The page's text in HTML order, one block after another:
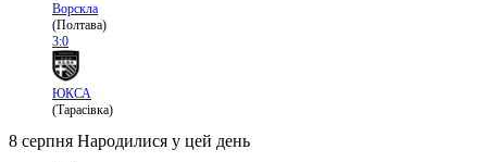
Ворскла
(Полтава)
3:0
ЮКСА
(Тарасівка)
8 серпня Народилися у цей день